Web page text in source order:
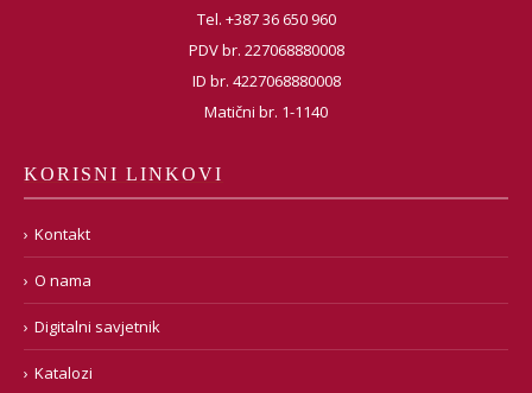
Tel. +387 36 650 960
PDV br. 227068880008
ID br. 4227068880008
Matični br. 1-1140
KORISNI LINKOVI
Kontakt
O nama
Digitalni savjetnik
Katalozi